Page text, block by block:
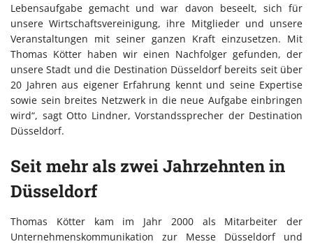
Lebensaufgabe gemacht und war davon beseelt, sich für
unsere Wirtschaftsvereinigung, ihre Mitglieder und unsere
Veranstaltungen mit seiner ganzen Kraft einzusetzen. Mit
Thomas Kötter haben wir einen Nachfolger gefunden, der
unsere Stadt und die Destination Düsseldorf bereits seit über
20 Jahren aus eigener Erfahrung kennt und seine Expertise
sowie sein breites Netzwerk in die neue Aufgabe einbringen
wird“, sagt Otto Lindner, Vorstandssprecher der Destination
Düsseldorf.
Seit mehr als zwei Jahrzehnten in
Düsseldorf
Thomas Kötter kam im Jahr 2000 als Mitarbeiter der
Unternehmenskommunikation zur Messe Düsseldorf und